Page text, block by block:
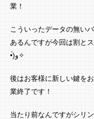
業！
こういったデータの無い
あるんですが今回は割と
•́)و✧
後はお客様に新しい鍵を
業終了です！
当たり前なんですがシリ